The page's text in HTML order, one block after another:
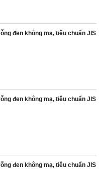
đen không mạ, tiêu chuẩn JIS
đen không mạ, tiêu chuẩn JIS
đen không mạ, tiêu chuẩn JIS